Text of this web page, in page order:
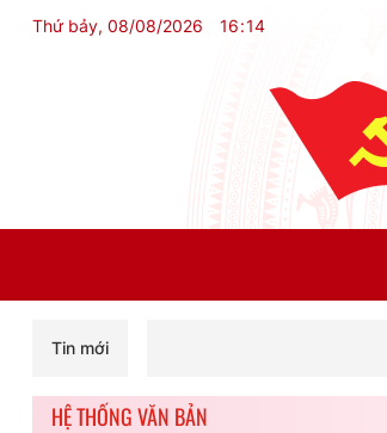
Thứ bảy, 08/08/2026 16:14
Tin mới
HỆ THỐNG VĂN BẢN